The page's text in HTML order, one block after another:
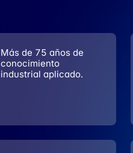
Más de 75 años de
conocimiento
industrial aplicado.